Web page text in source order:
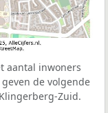
aantal inwoners
de volgende
Zuid.